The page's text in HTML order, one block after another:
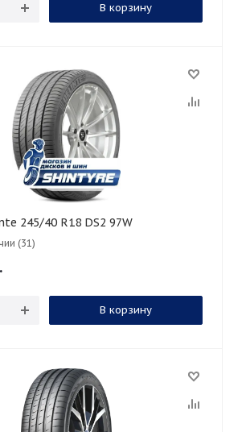
В корзину
Delinte 245/40 R18 DS2 97W
(31)
В корзину